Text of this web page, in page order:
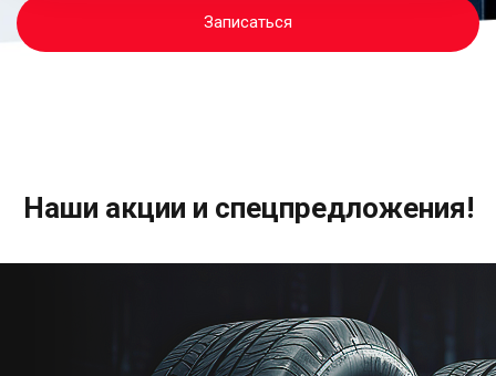
Записаться
Наши акции и спецпредложения!